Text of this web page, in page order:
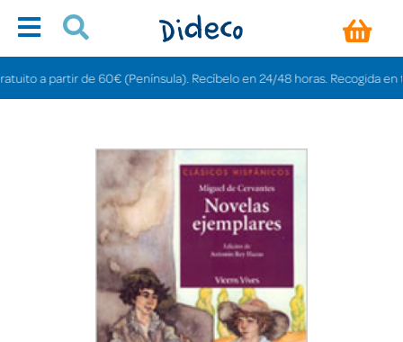
a partir de 60€ (Península). Recíbelo en 24/48 horas. Recogida en